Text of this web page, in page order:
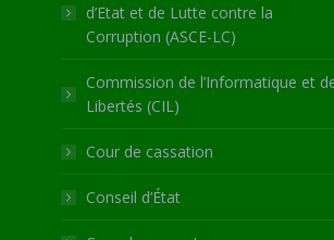
d’Etat et de Lutte contre la
Corruption (ASCE-LC)
Commission de l’Informatique et
Libertés (CIL)
Cour de cassation
Conseil d’État